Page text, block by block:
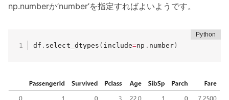
np.numberか’number’を指定すればよいようです。
df . select_dtypes ( include=np . number )